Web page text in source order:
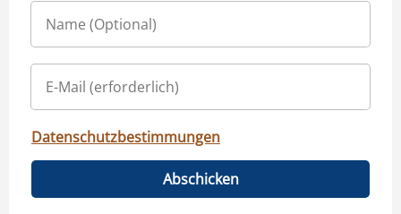
Datenschutzbestimmungen
Abschicken